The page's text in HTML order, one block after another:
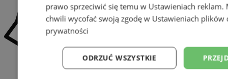
prawo sprzeciwić się temu w Ustawieniach reklam.
chwili wycofać swoją zgodę w Ustawieniach plików
prywatności
ODRZUĆ WSZYSTKIE